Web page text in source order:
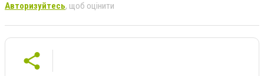
Авторизуйтесь, щоб оцінити